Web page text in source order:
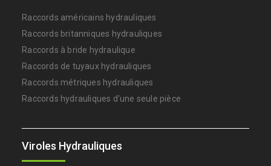
Raccords américains hydrauliques
Raccords britanniques hydrauliques
Raccords à bride hydraulique
Raccords de tuyaux hydrauliques
Raccords métriques hydrauliques
Raccords hydrauliques d'une seule pièce
Viroles Hydrauliques